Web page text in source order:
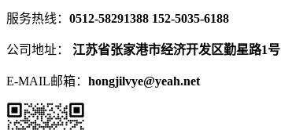
服务热线： 0512-58291388 152-5035-6188
公司地址： 江苏省张家港市经济开发区勤星路1号
E-MAIL邮箱： hongjilvye@yeah.net